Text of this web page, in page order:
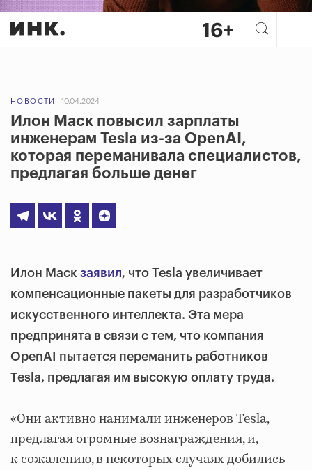
НОВОСТИ 10.04.2024
Илон Маск повысил зарплаты
инженерам Tesla из-за OpenAI,
которая переманивала специалистов,
предлагая больше денег
Илон Маск заявил, что Tesla увеличивает
компенсационные пакеты для разработчиков
искусственного интеллекта. Эта мера
предпринята в связи с тем, что компания
OpenAI пытается переманить работников
Tesla, предлагая им высокую оплату труда.
«Они активно нанимали инженеров Tesla,
предлагая огромные вознаграждения, и,
к сожалению, в некоторых случаях добились